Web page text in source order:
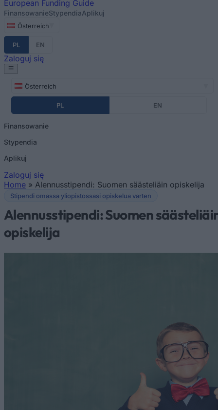
European Funding Guide
FinansowanieStypendiaAplikuj
Österreich
PL EN
Zaloguj się
Österreich
PL EN
Finansowanie
Stypendia
Aplikuj
Zaloguj się
Jesteś tutaj
Home » Alennusstipendi: Suomen säästeliäin opiskelija
Stipendi omassa yliopistossasi opiskelua varten
Alennusstipendi: Suomen
opiskelija